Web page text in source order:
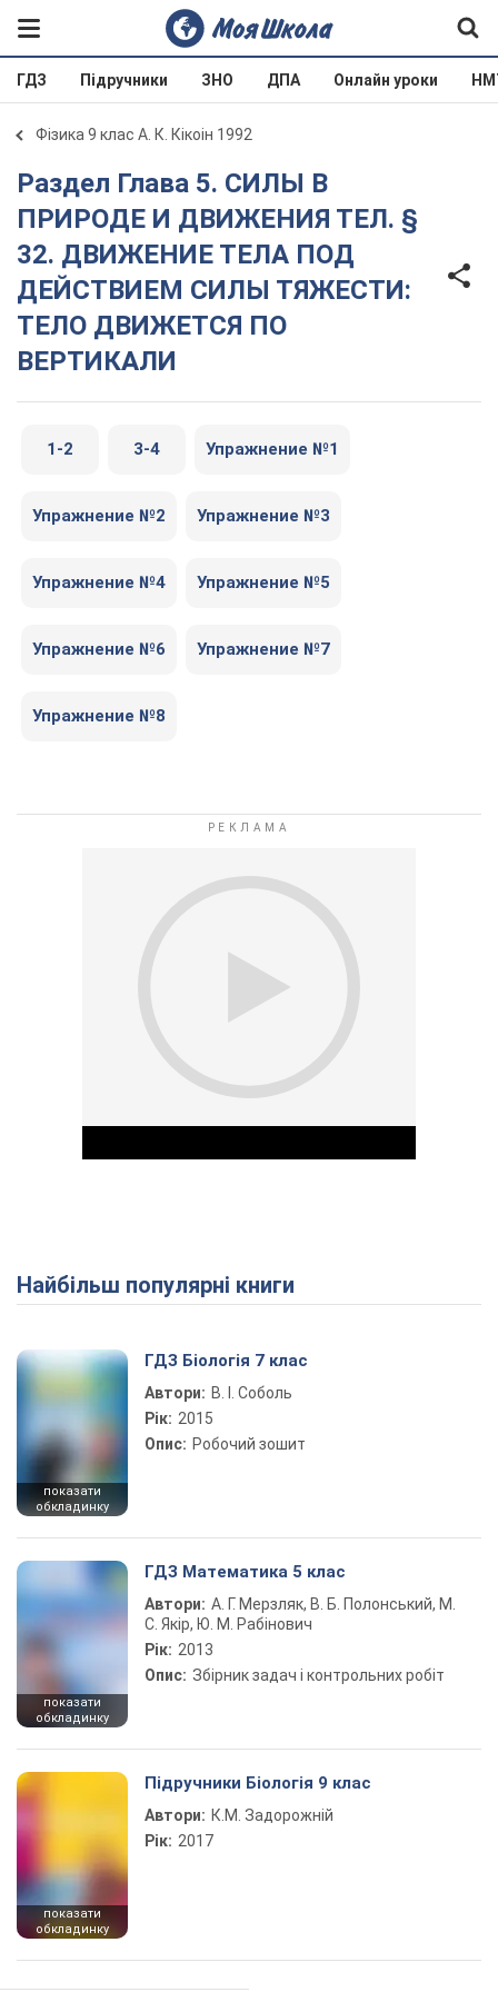
ГДЗ Підручники ЗНО ДПА Онлайн уроки
Фізика 9 клас А. К. Кікоін 1992
Раздел Глава 5. СИЛЫ В
ПРИРОДЕ И ДВИЖЕНИЯ ТЕЛ. §
32. ДВИЖЕНИЕ ТЕЛА ПОД
ДЕЙСТВИЕМ СИЛЫ ТЯЖЕСТИ:
ТЕЛО ДВИЖЕТСЯ ПО
ВЕРТИКАЛИ
1-2 3-4 Упражнение №1
Упражнение №2 Упражнение №3
Упражнение №4 Упражнение №5
Упражнение №6 Упражнение №7
Упражнение №8
Play Video
Найбільш популярні книги
показати
обкладинку
ГДЗ Біологія 7 клас
Автори: В. І. Соболь
Рік: 2015
Опис: Робочий зошит
показати
обкладинку
ГДЗ Математика 5 клас
Автори: А. Г. Мерзляк, В. Б. Полонський, М.
С. Якір, Ю. М. Рабінович
Рік: 2013
Опис: Збірник задач і контрольних робіт
показати
обкладинку
Підручники Біологія 9 клас
Автори: К.М. Задорожній
Рік: 2017